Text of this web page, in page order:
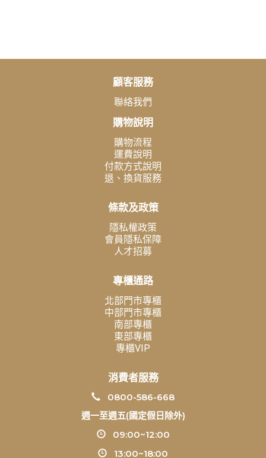
顧客服務
聯絡我們
購物說明
購物流程
運費說明
付款方式說明
退、換貨服務
條款及政策
隱私權政策
會員隱私保障
人才招募
專櫃通路
北部門市專櫃
中部門市專櫃
南部專櫃
東部專櫃
專櫃VIP
消費者服務
0800-586-668
週一至週五(國定假日除外)
09:00~12:00
13:00~18:00